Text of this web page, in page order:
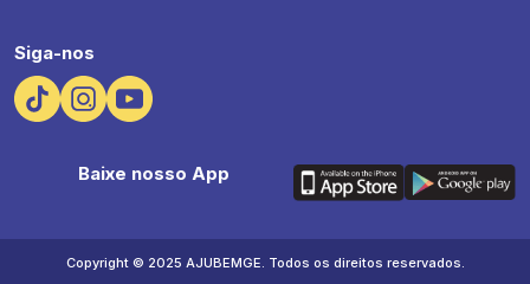
Siga-nos
Baixe nosso App
Copyright © 2025 AJUBEMGE. Todos os direitos reservados.